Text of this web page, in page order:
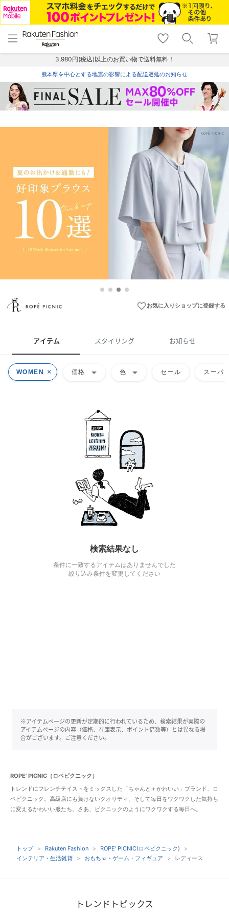
menu home
トップ
shopping_cart lock_outline
ログイン
3,980円(税込)以上のお買い物で送料無料！
熊本県を中心とする地震の影響による配送遅延のお知らせ
favorite_borderお気に入りショップに登録する
アイテム スタイリング お知らせ
WOMEN 価格 arrow_drop_down 色 arrow_drop_down セール スーパ
検索結果なし
条件に一致するアイテムはありませんでした
絞り込み条件を変更してください
※アイテムページの更新が定期的に行われているため、検索結果が実際の
アイテムページの内容（価格、在庫表示、ポイント倍数等）とは異なる場
合がございます。ご注意ください。
ROPE' PICNIC（ロペピクニック）
トレンドにフレンチテイストをミックスした「ちゃんと＋かわいい」ブランド、ロ
ペピクニック。高級店にも負けないクオリティ、そして毎日をワクワクした気持ち
に変えるかわいい服たち。さあ、ピクニックのようにワクワクする毎日へ。
トップ Rakuten Fashion
ROPE' PICNIC(ロペピクニック)
インテリア・生活雑貨
おもちゃ・ゲーム・フィギュア レディース
トレンドトピックス